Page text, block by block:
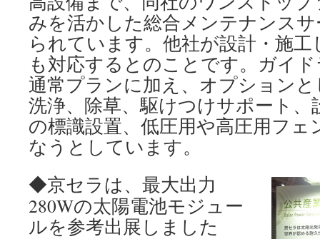
みを活かした総合メンテナンス
られています。他社が設計・施
も対応するとのことです。ガイ
通常プランに加え、オプション
洗浄、除草、駆けつけサポート、
の標識設置、低圧用や高圧用フ
なうとしています。
◆京セラは、最大出力
280Wの太陽電池モジュー
ルを参考出展しました